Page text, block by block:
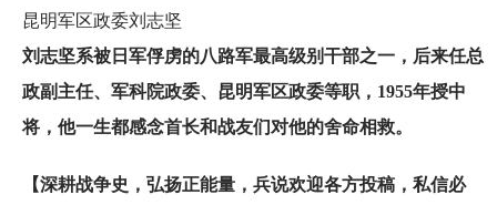
昆明军区政委刘志坚
刘志坚系被日军俘虏的八路军最高级别干部之一，后来任总
政副主任、军科院政委、昆明军区政委等职，1955年授中
将，他一生都感念首长和战友们对他的舍命相救。
【深耕战争史，弘扬正能量，兵说欢迎各方投稿，私信必